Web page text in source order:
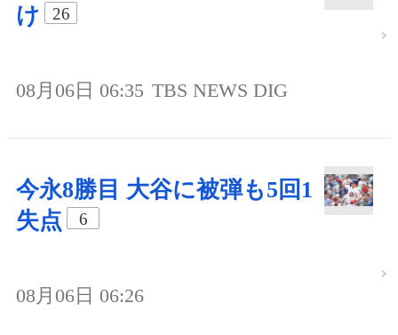
け
26
08月06日 06:35 TBS NEWS DIG
今永8勝目 大谷に被弾も5回1
失点
6
08月06日 06:26